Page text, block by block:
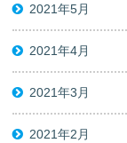
2021年5月
2021年4月
2021年3月
2021年2月